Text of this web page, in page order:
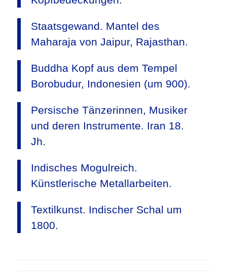
Staatsgewand. Mantel des
Maharaja von Jaipur, Rajasthan.
Buddha Kopf aus dem Tempel
Borobudur, Indonesien (um 900).
Persische Tänzerinnen, Musiker
und deren Instrumente. Iran 18.
Jh.
Indisches Mogulreich.
Künstlerische Metallarbeiten.
Textilkunst. Indischer Schal um
1800.